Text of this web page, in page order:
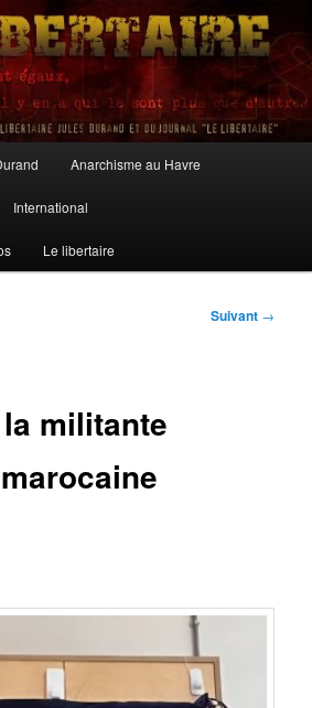
Anarchisme au Havre
International
Le libertaire
Suivant →
militante